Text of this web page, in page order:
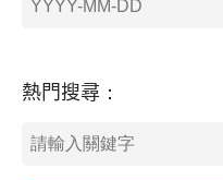
熱門搜尋：